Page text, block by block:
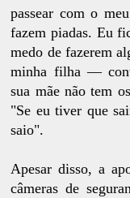
passear com o
fazem piadas. Eu
medo de fazerem
minha filha —
sua mãe não tem
"Se eu tiver que
saio".
Apesar disso, a
câmeras de